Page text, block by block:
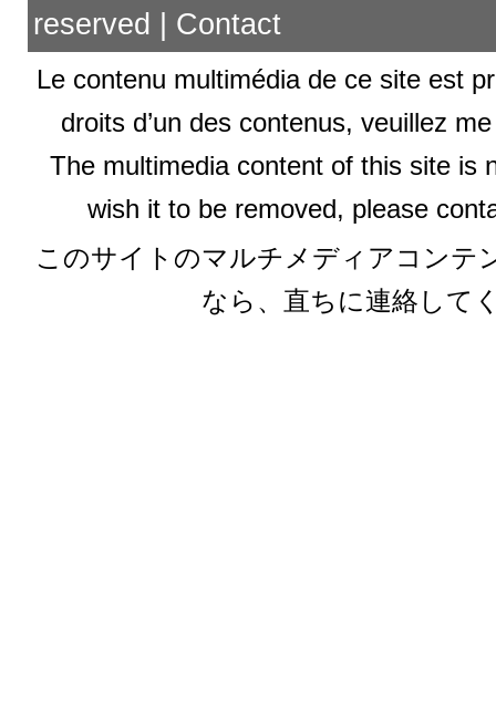
reserved | Contact
Le contenu multimédia de ce site est
droits d’un des contenus, veuillez
The multimedia content of this site is
wish it to be removed, please
このサイトのマルチメディアコンテ
なら、直ちに連絡して